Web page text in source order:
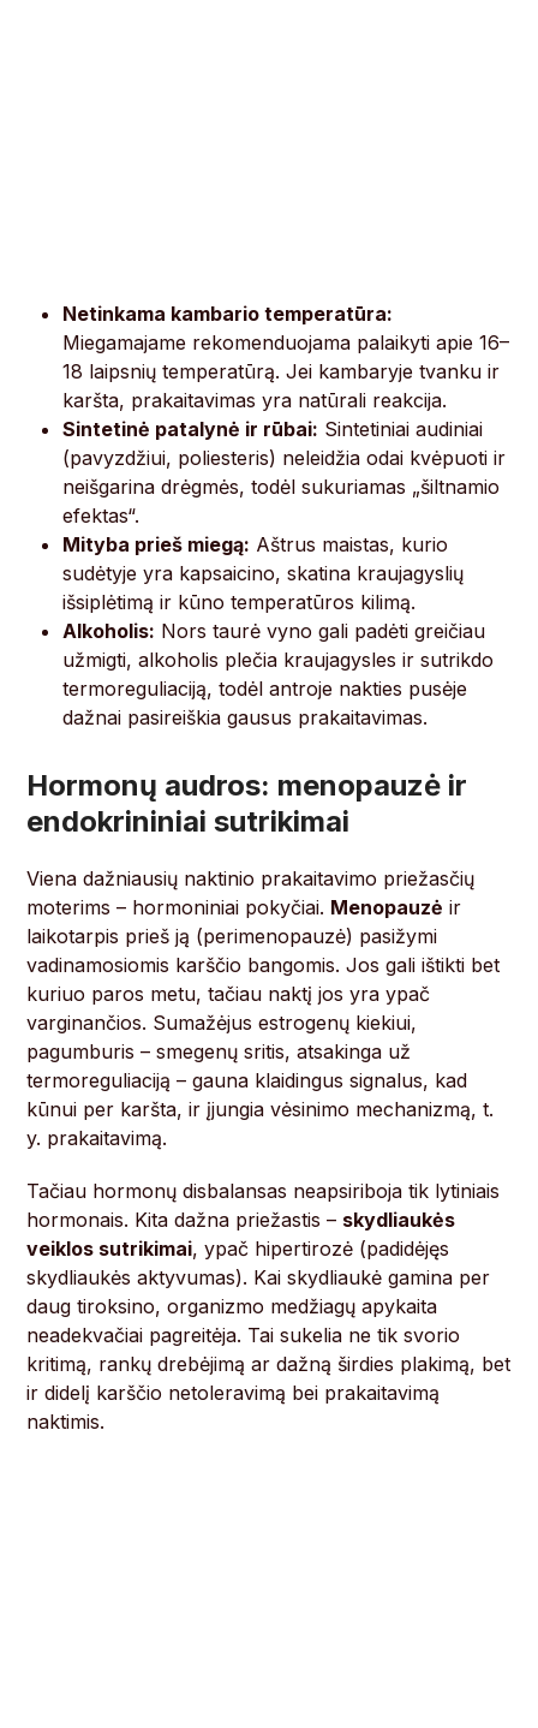
Netinkama kambario temperatūra:
Miegamajame rekomenduojama palaikyti apie 16–
18 laipsnių temperatūrą. Jei kambaryje tvanku ir
karšta, prakaitavimas yra natūrali reakcija.
Sintetinė patalynė ir rūbai: Sintetiniai audiniai
(pavyzdžiui, poliesteris) neleidžia odai kvėpuoti ir
neišgarina drėgmės, todėl sukuriamas „šiltnamio
efektas“.
Mityba prieš miegą: Aštrus maistas, kurio
sudėtyje yra kapsaicino, skatina kraujagyslių
išsiplėtimą ir kūno temperatūros kilimą.
Alkoholis: Nors taurė vyno gali padėti greičiau
užmigti, alkoholis plečia kraujagysles ir sutrikdo
termoreguliaciją, todėl antroje nakties pusėje
dažnai pasireiškia gausus prakaitavimas.
Hormonų audros: menopauzė ir
endokrininiai sutrikimai
Viena dažniausių naktinio prakaitavimo priežasčių
moterims – hormoniniai pokyčiai. Menopauzė ir
laikotarpis prieš ją (perimenopauzė) pasižymi
vadinamosiomis karščio bangomis. Jos gali ištikti bet
kuriuo paros metu, tačiau naktį jos yra ypač
varginančios. Sumažėjus estrogenų kiekiui,
pagumburis – smegenų sritis, atsakinga už
termoreguliaciją – gauna klaidingus signalus, kad
kūnui per karšta, ir įjungia vėsinimo mechanizmą, t.
y. prakaitavimą.
Tačiau hormonų disbalansas neapsiriboja tik lytiniais
hormonais. Kita dažna priežastis – skydliaukės
veiklos sutrikimai, ypač hipertirozė (padidėjęs
skydliaukės aktyvumas). Kai skydliaukė gamina per
daug tiroksino, organizmo medžiagų apykaita
neadekvačiai pagreitėja. Tai sukelia ne tik svorio
kritimą, rankų drebėjimą ar dažną širdies plakimą, bet
ir didelį karščio netoleravimą bei prakaitavimą
naktimis.